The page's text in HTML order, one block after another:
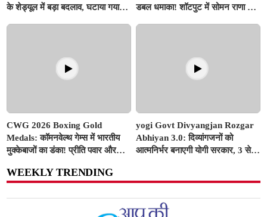
के शेड्यूल में बड़ा बदलाव, घटाया गया
डबल धमाका! शॉटपुट में सोमन राणा ने
CWG 2026 Boxing Gold
Medals: कॉमनवेल्थ गेम्स में भारतीय
मुक्केबाजों का डंका! प्रीति पवार और
पदक
yogi Govt Divyangjan Rozgar
Abhiyan 3.0: दिव्यांगजनों को
आत्मनिर्भर बनाएगी योगी सरकार, 3 से
WEEKLY TRENDING